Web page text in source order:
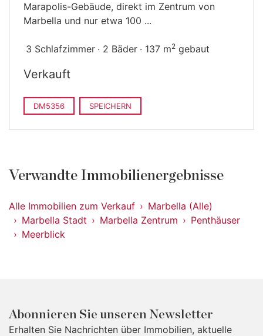
Marapolis-Gebäude, direkt im Zentrum von
Marbella und nur etwa 100 ...
3 Schlafzimmer 2 Bäder 137 m2 gebaut
Verkauft
DM5356 SPEICHERN
Verwandte Immobilienergebnisse
Alle Immobilien zum Verkauf
Marbella (Alle)
Marbella Stadt
Marbella Zentrum
Penthäuser
Meerblick
Abonnieren Sie unseren Newsletter
Erhalten Sie Nachrichten über Immobilien, aktuelle